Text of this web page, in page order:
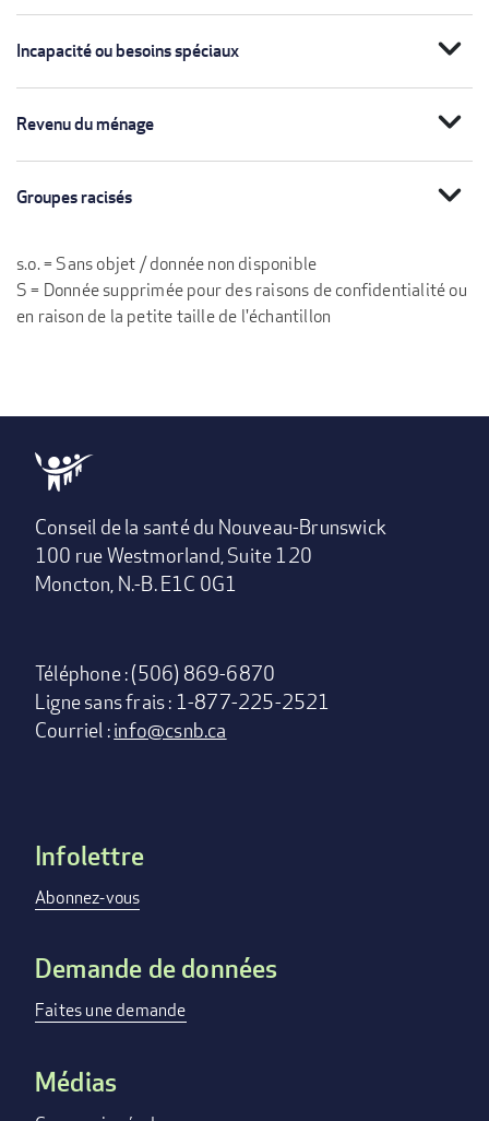
Incapacité ou besoins spéciaux expand_more
Revenu du ménage expand_more
Groupes racisés expand_more
s.o. = Sans objet / donnée non disponible
S = Donnée supprimée pour des raisons de confidentialité ou
en raison de la petite taille de l'échantillon
Conseil de la santé du Nouveau-Brunswick
100 rue Westmorland, Suite 120
Moncton, N.-B. E1C 0G1
Téléphone : (506) 869-6870
Ligne sans frais : 1-877-225-2521
Courriel :info@csnb.ca
Footer
menu
Infolettre
Abonnez-vous
Demande de données
Faites une demande
Médias